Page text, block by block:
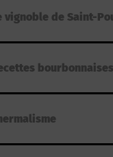
vignoble de Saint-
bourbonnaises